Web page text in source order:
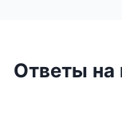
Ответы на